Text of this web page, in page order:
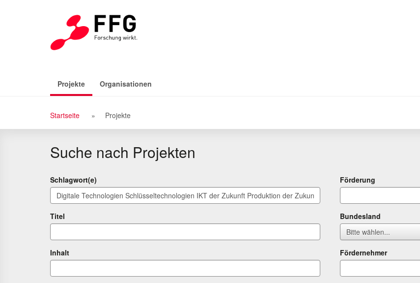
Projekte(aktiv)Organisationen
Breadcrumb
Navigation
Startseite Projekte
Suche nach Projekten
Schlagwort(e)
Titel
Inhalt
Förderung
Bundesland
Bitte wählen...
Fördernehmer